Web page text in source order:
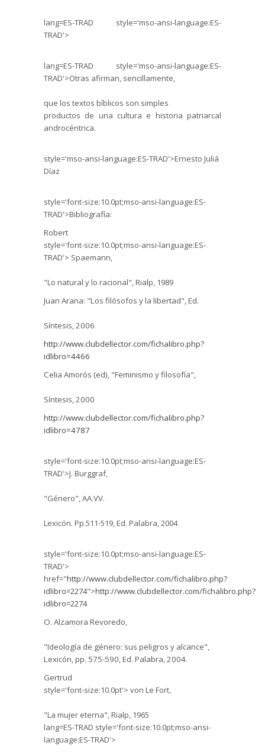
lang=ES-TRAD style='mso-ansi-language:ES-
TRAD'>
lang=ES-TRAD style='mso-ansi-language:ES-
TRAD'>Otras afirman, sencillamente,
que los textos bíblicos son simples
productos de una cultura e historia patriarcal
androcéntrica.
style='mso-ansi-language:ES-TRAD'>Ernesto Juliá
Díaz
style='font-size:10.0pt;mso-ansi-language:ES-
TRAD'>Bibliografía:
Robert
style='font-size:10.0pt;mso-ansi-language:ES-
TRAD'> Spaemann,
"Lo natural y lo racional",Rialp, 1989
Juan Arana: "Los filósofos y la libertad",Ed.
Síntesis, 2006
http://www.clubdellector.com/fichalibro.php?
idlibro=4466
Celia Amorós (ed), "Feminismo y filosofía",
Síntesis, 2000
http://www.clubdellector.com/fichalibro.php?
idlibro=4787
style='font-size:10.0pt;mso-ansi-language:ES-
TRAD'>J. Burggraf,
"Género",AA.VV.
Lexicón. Pp.511-519,Ed. Palabra, 2004
style='font-size:10.0pt;mso-ansi-language:ES-
TRAD'>
href="http://www.clubdellector.com/fichalibro.php?
idlibro=2274">http://www.clubdellector.com/fichalibro.php?
idlibro=2274
O. Alzamora Revoredo,
"Ideología de género: sus peligros y alcance",
Lexicón,pp. 575-590,Ed. Palabra, 2004.
Gertrud
style='font-size:10.0pt'> von Le Fort,
"La mujer eterna",Rialp, 1965
lang=ES-TRAD style='font-size:10.0pt;mso-ansi-
language:ES-TRAD'>